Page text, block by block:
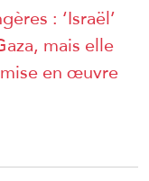
: ‘Israël’
mais elle
en œuvre